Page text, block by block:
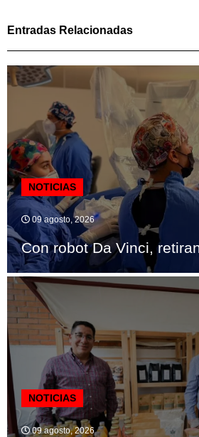
Entradas Relacionadas
NOTICIAS
09 agosto, 2026
Con robot Da Vinci,
NOTICIAS
09 agosto, 2026